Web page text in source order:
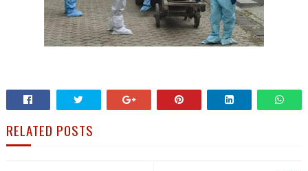
RELATED POSTS